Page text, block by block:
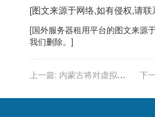
[图文来源于网络,如有侵权,请联
[国外服务器租用平台的图文来源
我们删除。]
上一篇: 内蒙古将对虚拟货
价，加价标准为每千瓦时 1
下